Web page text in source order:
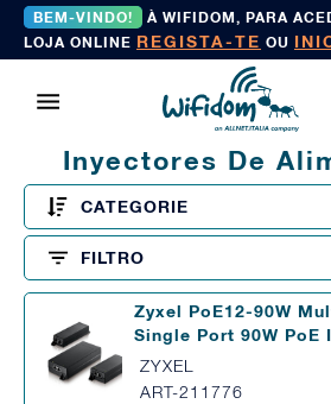
BEM-VINDO!
À WIFIDOM, PARA
LOJA ONLINE REGISTA-TE OU
Inyectores De
CATEGORIE
FILTRO
Zyxel PoE12-90W
Single Port 90W PoE
ZYXEL
ART-211776